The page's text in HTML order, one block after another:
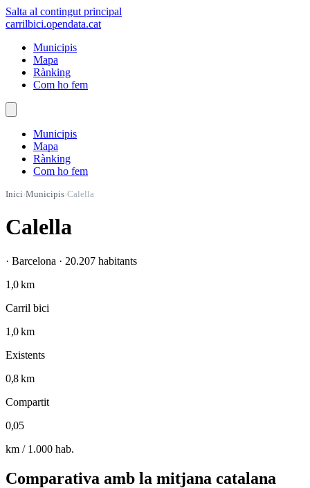
Salta al contingut principal
carrilbici.opendata.cat
Municipis
Mapa
Rànking
Com ho fem
Municipis
Mapa
Rànking
Com ho fem
Inici›Municipis›Calella
Calella
· Barcelona · 20.207 habitants
1,0 km
Carril bici
1,0 km
Existents
0,8 km
Compartit
0,05
km / 1.000 hab.
Comparativa amb la mitjana catalana